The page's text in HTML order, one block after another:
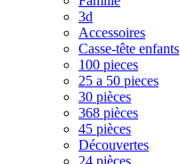
3d
Accessoires
Casse-tête enfants
100 pieces
25 a 50 pieces
30 pièces
368 pièces
45 pièces
Découvertes
24 pièces